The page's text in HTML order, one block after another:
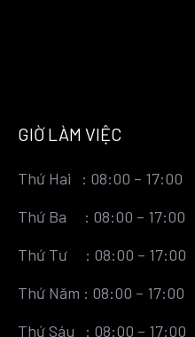
GIỜ LÀM VIỆC
Thứ Hai : 08:00 – 17:00
Thứ Ba : 08:00 – 17:00
Thứ Tư : 08:00 – 17:00
Thứ Năm : 08:00 – 17:00
Thứ Sáu : 08:00 – 17:00